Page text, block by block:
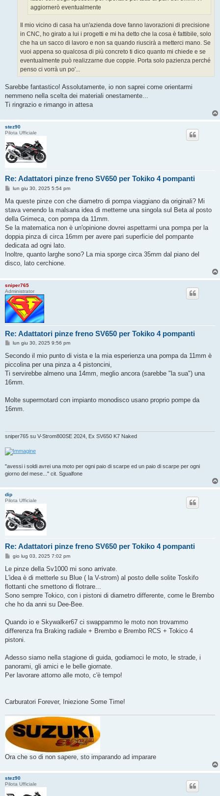
aggiornerò eventualmente
Il mio vicino di casa ha un'azienda dove fanno lavorazioni di precisione
in CNC, ho girato a lui i progetti e mi ha detto che la cosa è fattibile, solo
che ha un sacco di lavoro e non sa quando riuscirà a metterci mano. Se
vuoi appena so qualcosa di più concreto ti dico quanto mi chiede e se
eventualmente può realizzarne due coppie. Porta solo pazienza perché
penso ci vorrà un po'...
Sarebbe fantastico! Assolutamente, io non saprei come orientarmi
nemmeno nella scelta dei materiali onestamente...
Ti ringrazio e rimango in attesa
stez90
Pilota Ufficiale
Re: Adattatori pinze freno SV650 per Tokiko 4 pompanti
M
s
a
g
i
o
lun giu 30, 2025 5:54 pm
Ma queste pinze con che diametro di pompa viaggiano da originali? Mi
stava venendo la malsana idea di metterne una singola sul Beta al posto
della Grimeca, con pompa da 11mm.
Se la matematica non è un'opinione dovrei aspettarmi una pompa per la
doppia pinza di circa 16mm per avere pari superficie del pompante
dedicata ad ogni lato.
Inoltre, quanto larghe sono? La mia sporge circa 35mm dal piano del
disco, lato cerchione.
sniper765
Administrator
Re: Adattatori pinze freno SV650 per Tokiko 4 pompanti
M
s
a
g
i
lun giu 30, 2025 9:56 pm
Secondo il mio punto di vista e la mia esperienza una pompa da 11mm è
piccolina per una pinza a 4 pistoncini,
Ti servirebbe almeno una 14mm, meglio ancora (sarebbe "la sua") una
16mm.
Molte supermotard con impianto monodisco usano proprio pompe da
16mm.
sniper765 su V-Strom800SE 2024, Ex SV650 K7 Naked
"avessi i soldi avrei una moto per ogni paio di scarpe ed un paio di scarpe per ogni
giorno del mese..." cit. Sgualfone
dip
Pilota Ufficiale
Re: Adattatori pinze freno SV650 per Tokiko 4 pompanti
M
s
a
g
i
o
gio lug 03, 2025 7:02 pm
Le pinze della Sv1000 mi sono arrivate.
L'idea è di metterle su Blue ( la V-strom) al posto delle solite Toskifo
flottanti che smettono di flotrare...
Sono sempre Tokico, con i pistoni di diametro differente, come le Brembo
che ho da anni su Dee-Bee.
Quando io e Skywalker67 ci swappammo le moto non trovammo
differenza fra Braking radiale + Brembo e Brembo RCS + Tokico 4
pistoni.
Adesso siamo nella stagione di guida, godiamoci le moto, le strade, i
panorami, gli amici e le belle giornate.
Per lavorare attorno alle moto, c'è tempo!
Carburatori Forever, Iniezione Some Time!
Ora che so di non sapere, sto imparando ad imparare
stez90
Pilota Ufficiale